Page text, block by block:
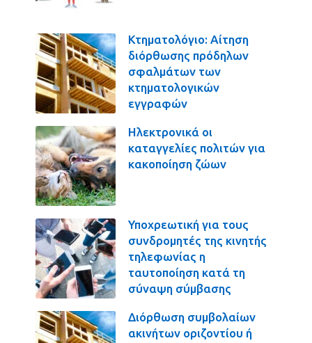
Κτηματολόγιο: Αίτηση
διόρθωσης πρόδηλων
σφαλμάτων των
κτηματολογικών
εγγραφών
Ηλεκτρονικά οι
καταγγελίες πολιτών για
κακοποίηση ζώων
Υποχρεωτική για τους
συνδρομητές της κινητής
τηλεφωνίας η
ταυτοποίηση κατά τη
σύναψη σύμβασης
Διόρθωση συμβολαίων
ακινήτων οριζοντίου ή